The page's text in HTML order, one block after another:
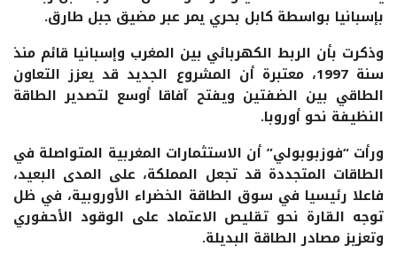
بإسبانيا بواسطة كابل بحري يمر عبر مضيق جبل طارق.
وذكرت بأن الربط الكهربائي بين المغرب وإسبانيا قائم منذ
سنة 1997، معتبرة أن المشروع الجديد قد يعزز التعاون
الطاقي بين الضفتين ويفتح آفاقا أوسع لتصدير الطاقة
النظيفة نحو أوروبا.
ورأت “فوزبوبولي” أن الاستثمارات المغربية المتواصلة في
الطاقات المتجددة قد تجعل المملكة، على المدى البعيد،
فاعلا رئيسيا في سوق الطاقة الخضراء الأوروبية، في ظل
توجه القارة نحو تقليص الاعتماد على الوقود الأحفوري
وتعزيز مصادر الطاقة البديلة.